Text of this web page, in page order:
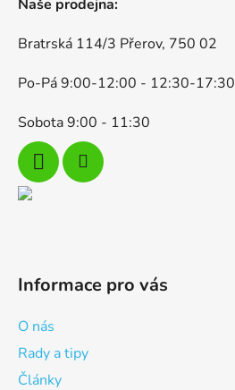
Naše prodejna:
Bratrská 114/3 Přerov, 750 02
Po-Pá 9:00-12:00 - 12:30-17:30
Sobota 9:00 - 11:30
Informace pro vás
O nás
Rady a tipy
Články